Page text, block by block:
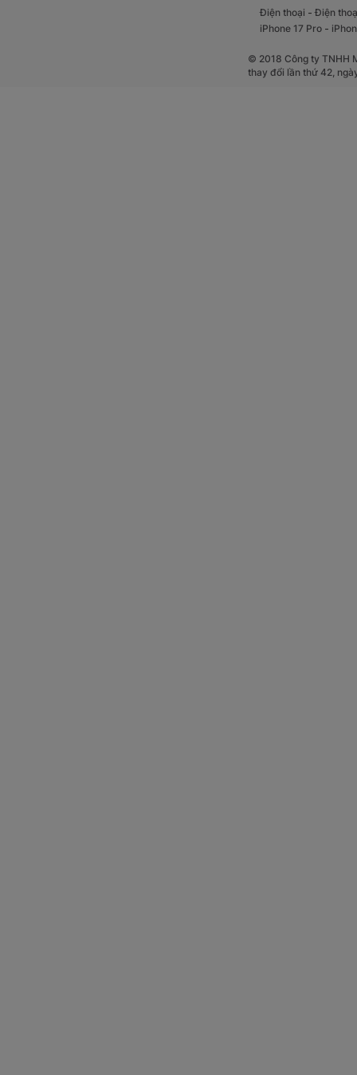
Điện thoại -Điện
iPhone 17 Pro -
© 2018 Công ty TNHH
thay đổi lần thứ 42,